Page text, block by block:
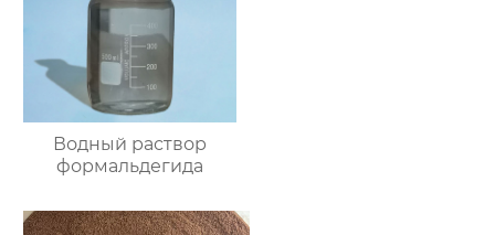
Водный раствор
формальдегида